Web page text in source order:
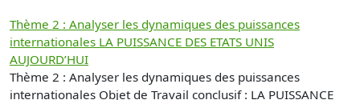
Thème 2 : Analyser les dynamiques des puissances
internationales LA PUISSANCE DES ETATS UNIS
AUJOURD’HUI
Thème 2 : Analyser les dynamiques des puissances
internationales Objet de Travail conclusif : LA PUISSANCE